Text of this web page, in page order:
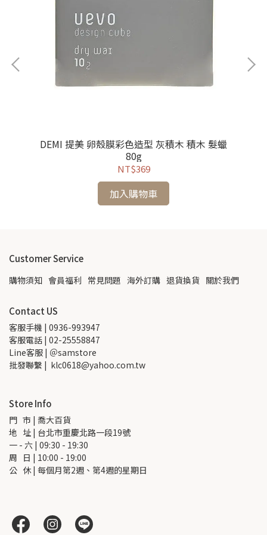
DEMI 提美 卵殼膜彩色造型 灰積木 積木 髮蠟
80g
NT$369
加入購物車
Customer Service
購物須知 會員福利 常見問題 海外訂購 退貨換貨 關於我們
Contact US
客服手機 | 0936-993947
客服電話 | 02-25558847
Line客服 | ＠samstore
批發聯繫 |  klc0618@yahoo.com.tw
Store Info
門   市 | 喬大百貨
地   址 | 台北市重慶北路一段19號
一 - 六 | 09:30 - 19:30
周   日 | 10:00 - 19:00
公   休 | 每個月第2週、第4週的星期日